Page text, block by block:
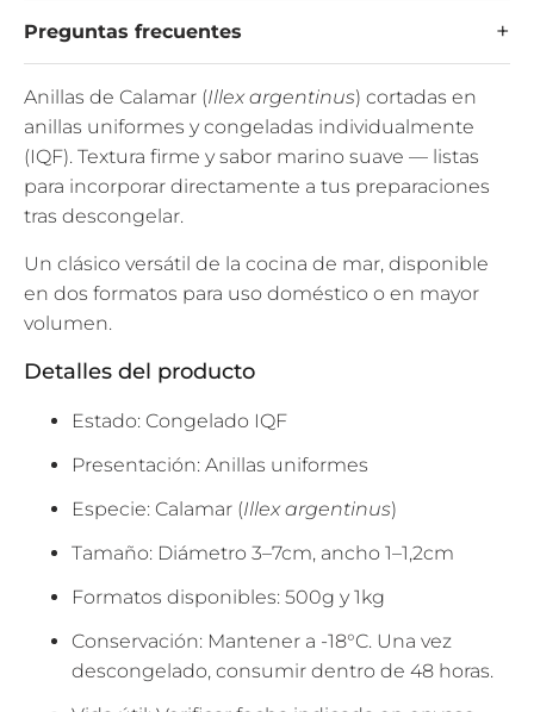
Preguntas frecuentes
Anillas de Calamar (Illex argentinus) cortadas en
anillas uniformes y congeladas individualmente
(IQF). Textura firme y sabor marino suave — listas
para incorporar directamente a tus preparaciones
tras descongelar.
Un clásico versátil de la cocina de mar, disponible
en dos formatos para uso doméstico o en mayor
volumen.
Detalles del producto
Estado: Congelado IQF
Presentación: Anillas uniformes
Especie: Calamar (Illex argentinus)
Tamaño: Diámetro 3–7cm, ancho 1–1,2cm
Formatos disponibles: 500g y 1kg
Conservación: Mantener a -18°C. Una vez
descongelado, consumir dentro de 48 horas.